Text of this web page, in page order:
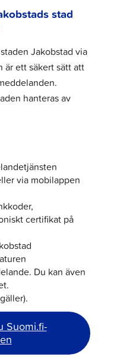
stad
Jakobstad via
är ett säkert sätt att
hanteras av
via mobilappen
certifikat på
Du kan även
Suomi.fi-